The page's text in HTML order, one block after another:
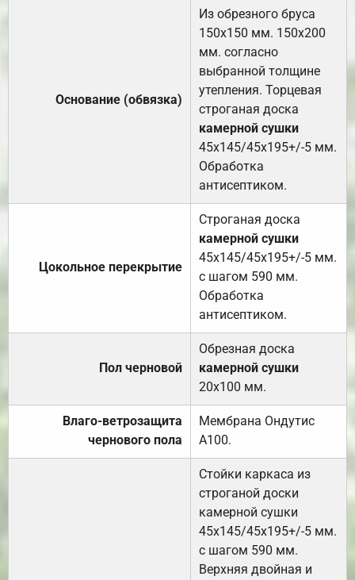
Основание (обвязка)
Из обрезного бруса
150х150 мм. 150х200
мм. согласно
выбранной толщине
утепления. Торцевая
строганая доска
камерной сушки
45х145/45х195+/-5 мм.
Обработка
антисептиком.
Цокольное перекрытие
Строганая доска
камерной сушки
45х145/45х195+/-5 мм.
с шагом 590 мм.
Обработка
антисептиком.
Пол черновой
Обрезная доска
камерной сушки
20х100 мм.
Влаго-ветрозащита
чернового пола
Мембрана Ондутис
А100.
Стойки каркаса из
строганой доски
камерной сушки
45х145/45х195+/-5 мм.
с шагом 590 мм.
Верхняя двойная и